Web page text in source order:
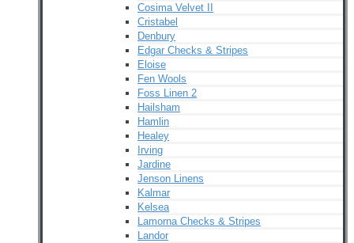
Cosima Velvet II
Cristabel
Denbury
Edgar Checks & Stripes
Eloise
Fen Wools
Foss Linen 2
Hailsham
Hamlin
Healey
Irving
Jardine
Jenson Linens
Kalmar
Kelsea
Lamorna Checks & Stripes
Landor